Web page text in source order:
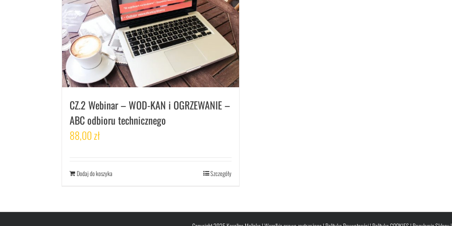
CZ.2 Webinar – WOD-KAN i OGRZEWANIE –
ABC odbioru technicznego
88,00zł
Dodaj do koszyka Szczegóły